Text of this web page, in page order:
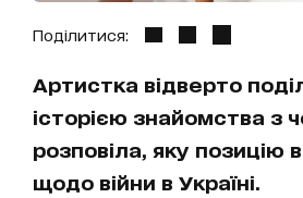
Поділитися:
Артистка відверто
історією знайомства з
розповіла, яку позицію
щодо війни в Україні.